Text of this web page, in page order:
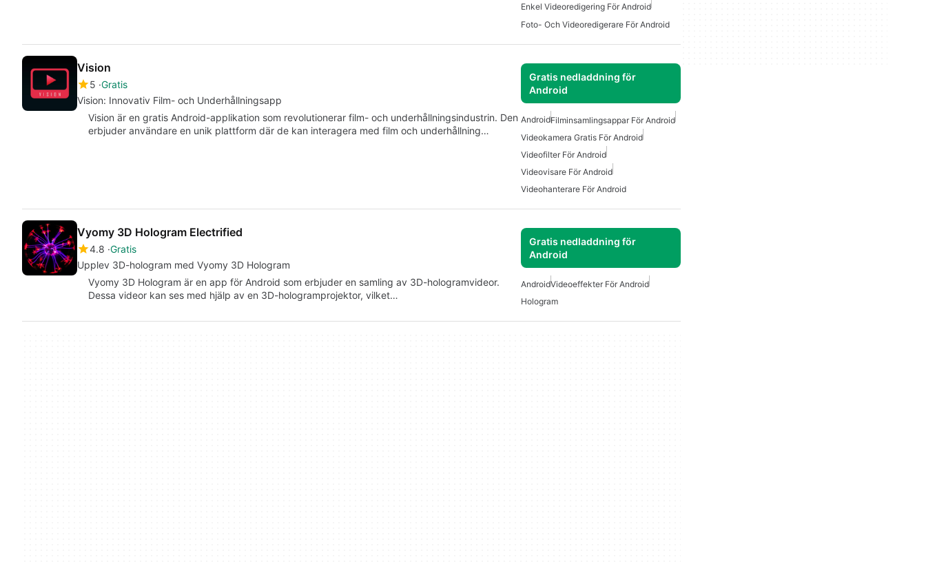
Enkel Videoredigering För Android
Foto- Och Videoredigerare För Android
Vision
5 Gratis
Vision: Innovativ Film- och Underhållningsapp
Gratis nedladdning för
Android
Vision är en gratis Android-applikation som revolutionerar film- och underhållningsindustrin. Den
erbjuder användare en unik plattform där de kan interagera med film och underhållning…
AndroidFilminsamlingsappar För Android
Videokamera Gratis För Android
Videofilter För Android
Videovisare För Android
Videohanterare För Android
Vyomy 3D Hologram Electrified
4.8 Gratis
Upplev 3D-hologram med Vyomy 3D Hologram
Gratis nedladdning för
Android
Vyomy 3D Hologram är en app för Android som erbjuder en samling av 3D-hologramvideor.
Dessa videor kan ses med hjälp av en 3D-hologramprojektor, vilket…
AndroidVideoeffekter För Android
Hologram